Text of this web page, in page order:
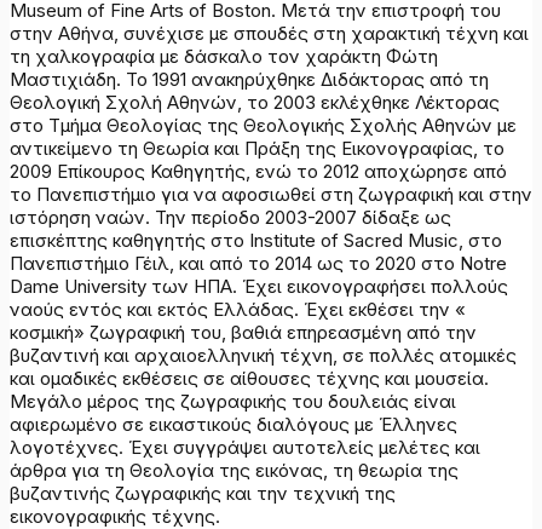
Museum of Fine Arts of Boston. Μετά την επιστροφή του
στην Αθήνα, συνέχισε με σπουδές στη χαρακτική τέχνη και
τη χαλκογραφία με δάσκαλο τον χαράκτη Φώτη
Μαστιχιάδη. Το 1991 ανακηρύχθηκε Διδάκτορας από τη
Θεολογική Σχολή Αθηνών, το 2003 εκλέχθηκε Λέκτορας
στο Τμήμα Θεολογίας της Θεολογικής Σχολής Αθηνών με
αντικείμενο τη Θεωρία και Πράξη της Εικονογραφίας, το
2009 Επίκουρος Καθηγητής, ενώ το 2012 αποχώρησε από
το Πανεπιστήμιο για να αφοσιωθεί στη ζωγραφική και στην
ιστόρηση ναών. Την περίοδο 2003-2007 δίδαξε ως
επισκέπτης καθηγητής στο Institute of Sacred Music, στο
Πανεπιστήμιο Γέιλ, και από το 2014 ως το 2020 στο Notre
Dame University των ΗΠΑ. Έχει εικονογραφήσει πολλούς
ναούς εντός και εκτός Ελλάδας. Έχει εκθέσει την «
κοσμική» ζωγραφική του, βαθιά επηρεασμένη από την
βυζαντινή και αρχαιοελληνική τέχνη, σε πολλές ατομικές
και ομαδικές εκθέσεις σε αίθουσες τέχνης και μουσεία.
Μεγάλο μέρος της ζωγραφικής του δουλειάς είναι
αφιερωμένο σε εικαστικούς διαλόγους με Έλληνες
λογοτέχνες. Έχει συγγράψει αυτοτελείς μελέτες και
άρθρα για τη Θεολογία της εικόνας, τη θεωρία της
βυζαντινής ζωγραφικής και την τεχνική της
εικονογραφικής τέχνης.